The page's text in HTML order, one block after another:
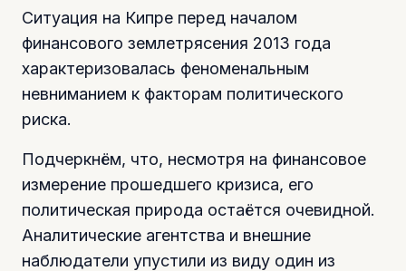
Ситуация на Кипре перед началом
финансового землетрясения 2013 года
характеризовалась феноменальным
невниманием к факторам политического
риска.
Подчеркнём, что, несмотря на финансовое
измерение прошедшего кризиса, его
политическая природа остаётся очевидной.
Аналитические агентства и внешние
наблюдатели упустили из виду один из